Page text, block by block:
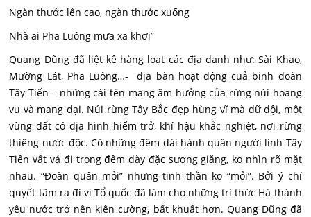
Ngàn thước lên cao, ngàn thước xuống
Nhà ai Pha Luông mưa xa khơi”
Quang Dũng đã liệt kê hàng loạt các địa danh như: Sài Khao,
Mường Lát, Pha Luông…- địa bàn hoạt động cuả binh đoàn
Tây Tiến – những cái tên mang âm hưởng của rừng núi hoang
vu và mang dại. Núi rừng Tây Bắc đẹp hùng vĩ mà dữ dội, một
vùng đất có địa hình hiểm trở, khí hậu khắc nghiệt, nơi rừng
thiêng nước độc. Có những đêm dài hành quân người lính Tây
Tiến vất vả đi trong đêm dày đặc sương giăng, ko nhìn rõ mặt
nhau. “Đoàn quân mỏi” nhưng tinh thần ko “mỏi”. Bởi ý chí
quyết tâm ra đi vì Tổ quốc đã làm cho những trí thức Hà thành
yêu nước trở nên kiên cường, bất khuất hơn. Quang Dũng đã